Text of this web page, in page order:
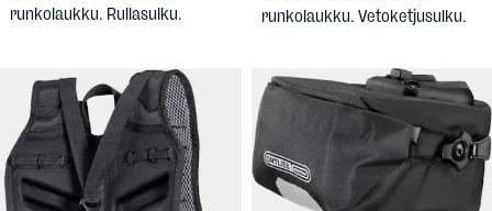
runkolaukku. Rullasulku.
runkolaukku. Vetoketjusulku.